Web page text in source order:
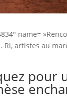
name=
Ri, artistes au
pour